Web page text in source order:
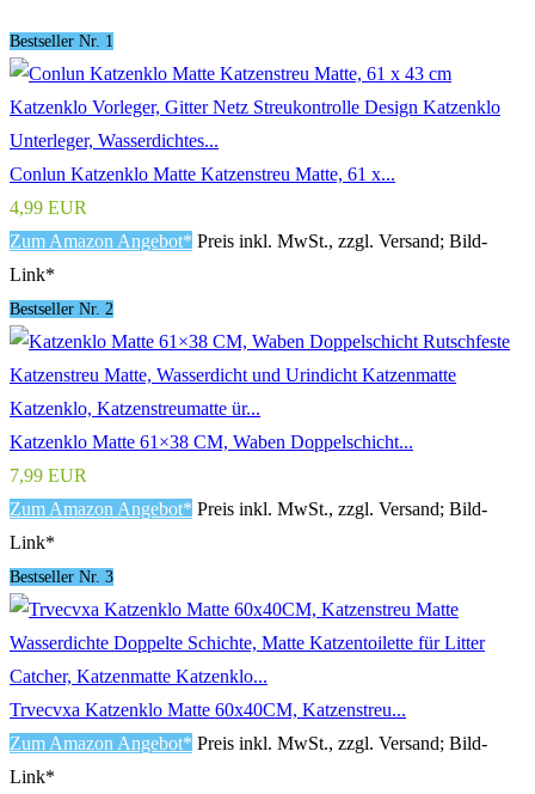
Bestseller Nr. 1
Conlun Katzenklo Matte Katzenstreu Matte, 61 x...
4,99 EUR
Zum Amazon Angebot* Preis inkl. MwSt., zzgl. Versand; Bild-
Link*
Bestseller Nr. 2
Katzenklo Matte 61×38 CM, Waben Doppelschicht...
7,99 EUR
Zum Amazon Angebot* Preis inkl. MwSt., zzgl. Versand; Bild-
Link*
Bestseller Nr. 3
Trvecvxa Katzenklo Matte 60x40CM, Katzenstreu...
Zum Amazon Angebot* Preis inkl. MwSt., zzgl. Versand; Bild-
Link*